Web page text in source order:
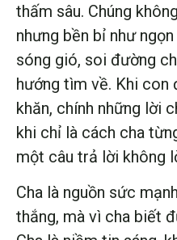
thấm sâu. Chúng
nhưng bền bỉ như
sóng gió, soi đường
hướng tìm về. Khi con
khăn, chính những lời
khi chỉ là cách cha
một câu trả lời không
Cha là nguồn sức
thắng, mà vì cha biết